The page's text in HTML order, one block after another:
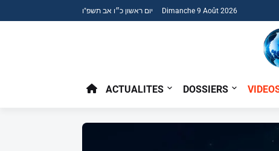
יום ראשון כ״ו אב תשפ"ו Dimanche 9 Août 2026
ACTUALITES DOSSIERS